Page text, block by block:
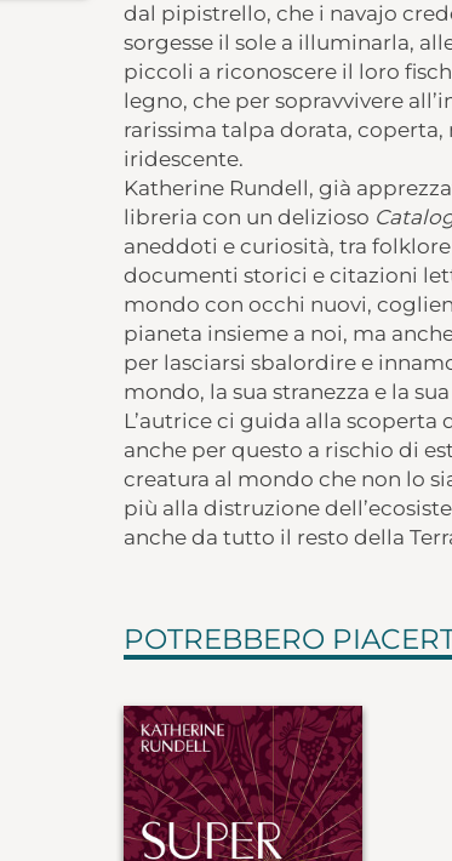
dal pipistrello, che i navajo
sorgesse il sole a illuminarla,
piccoli a riconoscere il loro
legno, che per sopravvivere
rarissima talpa dorata, coperta,
iridescente.
Katherine Rundell, già
libreria con un delizioso
aneddoti e curiosità, tra
documenti storici e citazioni
mondo con occhi nuovi,
pianeta insieme a noi, ma
per lasciarsi sbalordire e
mondo, la sua stranezza e la
L’autrice ci guida alla
anche per questo a rischio di
creatura al mondo che non lo
più alla distruzione
anche da tutto il resto della
POTREBBERO